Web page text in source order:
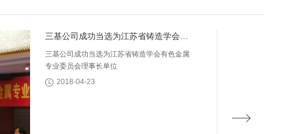
三基公司成功当选为江苏省铸造学会有
色金属专业委员会理事长单位
三基公司成功当选为江苏省铸造学会有色金属
专业委员会理事长单位
2018-04-23